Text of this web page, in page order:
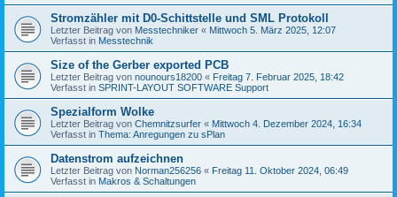
Stromzähler mit D0-Schittstelle und SML Protokoll
Letzter Beitrag von Messtechniker « Mittwoch 5. März 2025, 12:07
Verfasst in Messtechnik
Size of the Gerber exported PCB
Letzter Beitrag von nounours18200 « Freitag 7. Februar 2025, 18:42
Verfasst in SPRINT-LAYOUT SOFTWARE Support
Spezialform Wolke
Letzter Beitrag von Chemnitzsurfer « Mittwoch 4. Dezember 2024, 16:34
Verfasst in Thema: Anregungen zu sPlan
Datenstrom aufzeichnen
Letzter Beitrag von Norman256256 « Freitag 11. Oktober 2024, 06:49
Verfasst in Makros & Schaltungen